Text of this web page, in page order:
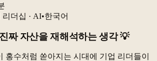
할 수 있도록...
더십 · AI•한국어
짜 자산을 재해석하는 생각 💡
홍수처럼 쏟아지는 시대에 기업 리더들이